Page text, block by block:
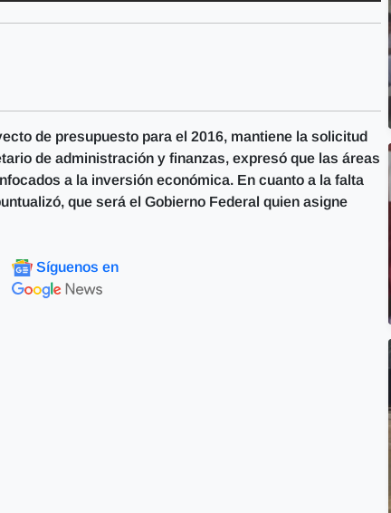
de presupuesto para el 2016, mantiene la solicitud
de administración y finanzas, expresó que las áreas
a la inversión económica. En cuanto a la falta
que será el Gobierno Federal quien asigne
Síguenos en